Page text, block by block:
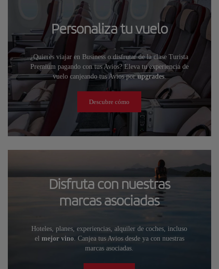
Personaliza tu vuelo
¿Quieres viajar en Business o disfrutar de la clase Turista
Premium pagando con tus Avios? Eleva tu experiencia de
vuelo canjeando tus Avios porupgrades.
Descubre cómo
Disfruta con nuestras
marcas asociadas
Hoteles, planes, experiencias, alquiler de coches, incluso
el mejor vino. Canjea tus Avios desde ya con nuestras
marcas asociadas.